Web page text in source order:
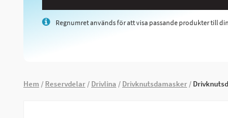
Regnumret används för att visa passande produkter till
Hem Reservdelar Drivlina Drivknutsdamasker